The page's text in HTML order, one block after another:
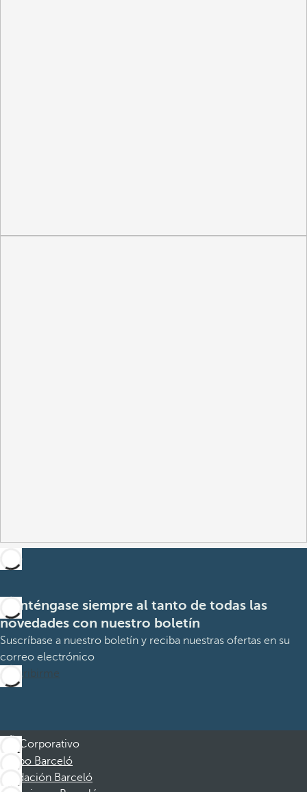
Manténgase siempre al tanto de todas las
novedades con nuestro boletín
Suscríbase a nuestro boletín y reciba nuestras ofertas en su
correo electrónico
Suscribirme
Corporativo
Grupo Barceló
Fundación Barceló